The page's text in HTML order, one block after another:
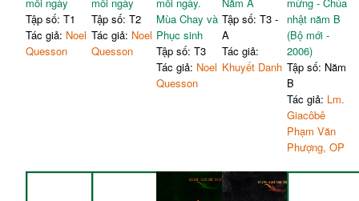
Tập số: T1
Tác giả: Noel
Quesson
Tập số: T2
Tác giả: Noel
Quesson
Mùa Chay và
Phục sinh
Tập số: T3
Tác giả: Noel
Quesson
Tập số: T3 -
A
Tác giả:
Khuyết Danh
nhật năm B
(Bộ mới -
2006)
Tập số: Năm
B
Tác giả: Lm.
Giacôbê
Phạm Văn
Phượng, OP